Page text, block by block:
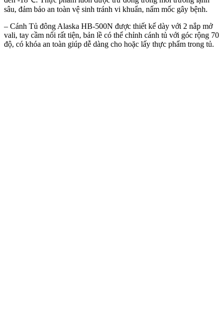
sâu, đảm bảo an toàn vệ sinh tránh vi khuẩn, nấm mốc gây bệnh.
– Cánh Tủ đông Alaska HB-500N được thiết kế dày với 2 nắp mở
vali, tay cầm nổi rất tiện, bản lề có thể chỉnh cánh tủ với góc rộng 70
độ, có khóa an toàn giúp dễ dàng cho hoặc lấy thực phẩm trong tủ.